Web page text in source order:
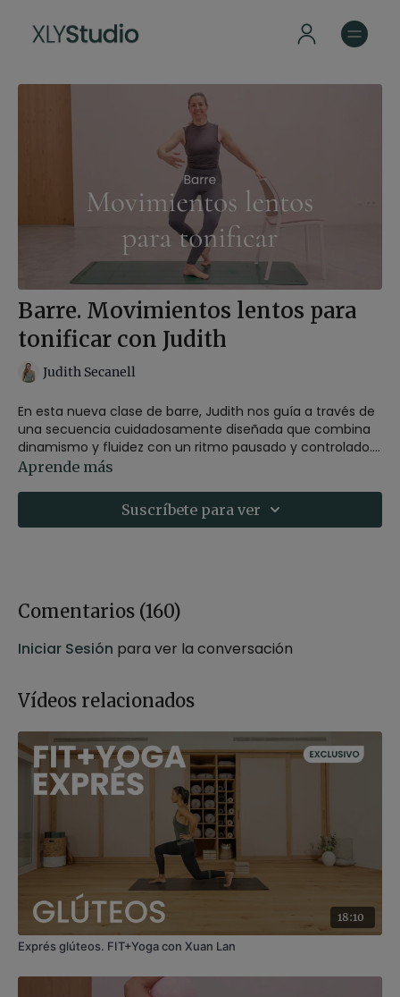
Barre. Movimientos lentos para
tonificar con Judith
Judith Secanell
En esta nueva clase de barre, Judith nos guía a través de
una secuencia cuidadosamente diseñada que combina
dinamismo y fluidez con un ritmo pausado y controlado.
El objetivo es activar y tonificar cada músculo del cuerpo
una conexión profunda con el movimiento.
-Estilo: Barre
: Judith Secanell
-Duración: 35 minutos
: Multinivel
-Material : Trapo
-Propósito: Sororidad
-Fecha: 22 de marzo 2025
Contenido relacionado: RETO. Día 7 - Cardio-barre con
Aprende más
Suscríbete para ver
Comentarios (160)
Iniciar Sesión para ver la conversación
Vídeos relacionados
18:10
Exprés glúteos. FIT+Yoga con Xuan Lan